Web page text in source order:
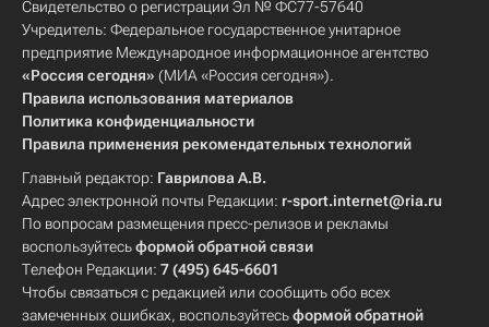
Свидетельство о регистрации Эл № ФС77-57640
Учредитель: Федеральное государственное унитарное
предприятие Международное информационное агентство
«Россия сегодня» (МИА «Россия сегодня»).
Правила использования материалов
Политика конфиденциальности
Правила применения рекомендательных технологий
Главный редактор: Гаврилова А.В.
Адрес электронной почты Редакции: r-sport.internet@ria.ru
По вопросам размещения пресс-релизов и рекламы
воспользуйтесьформой обратной связи
Телефон Редакции: 7 (495) 645-6601
Чтобы связаться с редакцией или сообщить обо всех
замеченных ошибках, воспользуйтесьформой обратной